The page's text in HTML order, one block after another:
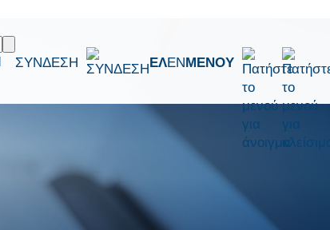
ΣΥΝΔΕΣΗ ΕΛEN ΜΕΝΟΥ